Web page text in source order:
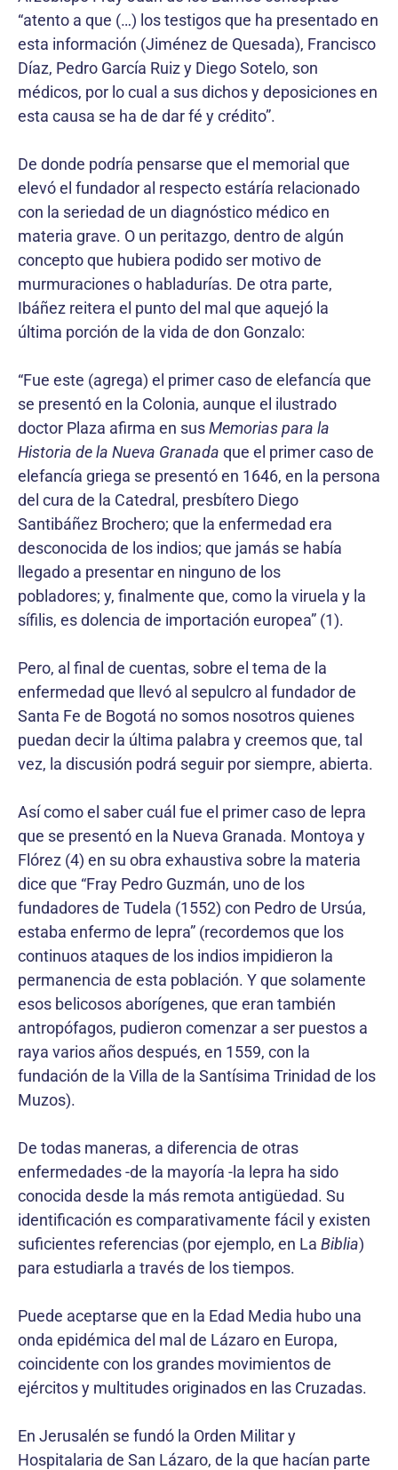
“atento a que (…) los testigos que ha presentado en
esta información (Jiménez de Quesada), Francisco
Díaz, Pedro García Ruiz y Diego Sotelo, son
médicos, por lo cual a sus dichos y deposiciones en
esta causa se ha de dar fé y crédito”.
De donde podría pensarse que el memorial que
elevó el fundador al respecto estáría relacionado
con la seriedad de un diagnóstico médico en
materia grave. O un peritazgo, dentro de algún
concepto que hubiera podido ser motivo de
murmuraciones o habladurías. De otra parte,
Ibáñez reitera el punto del mal que aquejó la
última porción de la vida de don Gonzalo:
“Fue este (agrega) el primer caso de elefancía que
se presentó en la Colonia, aunque el ilustrado
doctor Plaza afirma en susMemorias para la
Historia de la Nueva Granada que el primer caso de
elefancía griega se presentó en 1646, en la persona
del cura de la Catedral, presbítero Diego
Santibáñez Brochero; que la enfermedad era
desconocida de los indios; que jamás se había
llegado a presentar en ninguno de los
pobladores; y, finalmente que, como la viruela y la
sífilis, es dolencia de importación europea” (1).
Pero, al final de cuentas, sobre el tema de la
enfermedad que llevó al sepulcro al fundador de
Santa Fe de Bogotá no somos nosotros quienes
puedan decir la última palabra y creemos que, tal
vez, la discusión podrá seguir por siempre, abierta.
Así como el saber cuál fue el primer caso de lepra
que se presentó en la Nueva Granada. Montoya y
Flórez (4) en su obra exhaustiva sobre la materia
dice que “Fray Pedro Guzmán, uno de los
fundadores de Tudela (1552) con Pedro de Ursúa,
estaba enfermo de lepra” (recordemos que los
continuos ataques de los indios impidieron la
permanencia de esta población. Y que solamente
esos belicosos aborígenes, que eran también
antropófagos, pudieron comenzar a ser puestos a
raya varios años después, en 1559, con la
fundación de la Villa de la Santísima Trinidad de los
Muzos).
De todas maneras, a diferencia de otras
enfermedades -de la mayoría -la lepra ha sido
conocida desde la más remota antigüedad. Su
identificación es comparativamente fácil y existen
suficientes referencias (por ejemplo, en La Biblia)
para estudiarla a través de los tiempos.
Puede aceptarse que en la Edad Media hubo una
onda epidémica del mal de Lázaro en Europa,
coincidente con los grandes movimientos de
ejércitos y multitudes originados en las Cruzadas.
En Jerusalén se fundó la Orden Militar y
Hospitalaria de San Lázaro, de la que hacían parte